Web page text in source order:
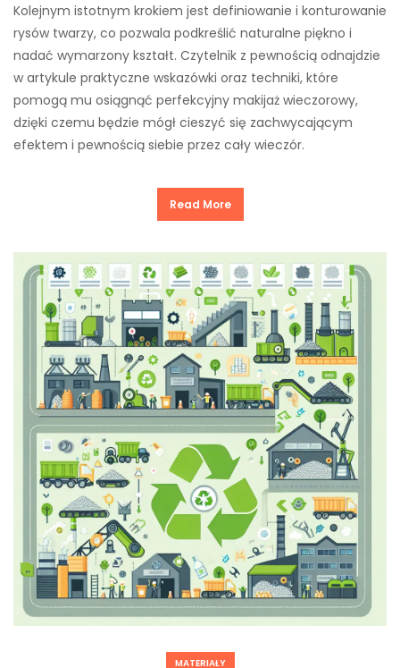
Kolejnym istotnym krokiem jest definiowanie i konturowanie
rysów twarzy, co pozwala podkreślić naturalne piękno i
nadać wymarzony kształt. Czytelnik z pewnością odnajdzie
w artykule praktyczne wskazówki oraz techniki, które
pomogą mu osiągnąć perfekcyjny makijaż wieczorowy,
dzięki czemu będzie mógł cieszyć się zachwycającym
efektem i pewnością siebie przez cały wieczór.
Read More
MATERIAŁY